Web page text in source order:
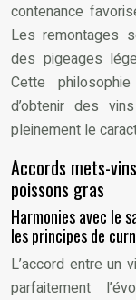
contenance
Les remontages
des pigeages
Cette
d’obtenir des
pleinement le
Accords mets-
poissons gras
Harmonies avec le
les principes de
L’accord entre un
parfaitement